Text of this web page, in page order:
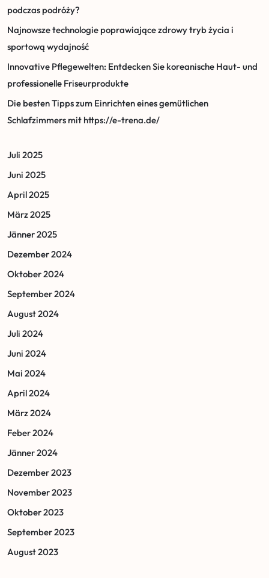
podczas podróży?
Najnowsze technologie poprawiające zdrowy tryb życia i
sportową wydajność
Innovative Pflegewelten: Entdecken Sie koreanische Haut- und
professionelle Friseurprodukte
Die besten Tipps zum Einrichten eines gemütlichen
Schlafzimmers mit https://e-trena.de/
Juli 2025
Juni 2025
April 2025
März 2025
Jänner 2025
Dezember 2024
Oktober 2024
September 2024
August 2024
Juli 2024
Juni 2024
Mai 2024
April 2024
März 2024
Feber 2024
Jänner 2024
Dezember 2023
November 2023
Oktober 2023
September 2023
August 2023